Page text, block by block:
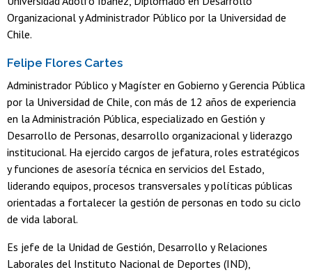
Organizacional y Administrador Público por la Universidad de
Chile.
Felipe Flores Cartes
Administrador Público y Magíster en Gobierno y Gerencia Pública
por la Universidad de Chile, con más de 12 años de experiencia
en la Administración Pública, especializado en Gestión y
Desarrollo de Personas, desarrollo organizacional y liderazgo
institucional. Ha ejercido cargos de jefatura, roles estratégicos
y funciones de asesoría técnica en servicios del Estado,
liderando equipos, procesos transversales y políticas públicas
orientadas a fortalecer la gestión de personas en todo su ciclo
de vida laboral.
Es jefe de la Unidad de Gestión, Desarrollo y Relaciones
Laborales del Instituto Nacional de Deportes (IND),